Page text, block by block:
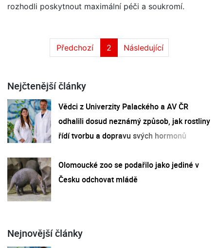
rozhodli poskytnout maximální péči a soukromí.
Předchozí 2 Následující
Nejčtenější články
Vědci z Univerzity Palackého a AV ČR
odhalili dosud neznámý způsob, jak rostliny
řídí tvorbu a dopravu svých hormonů
Olomoucké zoo se podařilo jako jediné v
Česku odchovat mládě
Nejnovější články